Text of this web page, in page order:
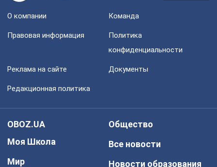
О компании Команда
Правовая информация
Политика
конфиденциальности
Реклама на сайте Документы
Редакционная политика
OBOZ.UA
Моя Школа
Мир
Общество
Все новости
Новости образования